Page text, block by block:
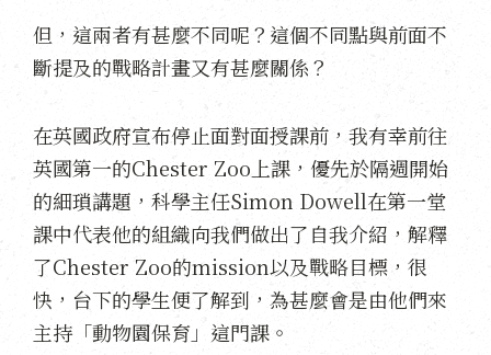
但，這兩者有甚麼不同呢？這個不同點與前面不
斷提及的戰略計畫又有甚麼關係？
在英國政府宣布停止面對面授課前，我有幸前往
英國第一的Chester Zoo上課，優先於隔週開始
的細瑣講題，科學主任Simon Dowell在第一堂
課中代表他的組織向我們做出了自我介紹，解釋
了Chester Zoo的mission以及戰略目標，很
快，台下的學生便了解到，為甚麼會是由他們來
主持「動物園保育」這門課。